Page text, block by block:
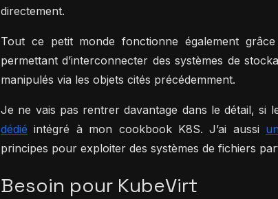
directement.
Tout ce petit monde fonctionne également
permettant d’interconnecter des systèmes de
manipulés via les objets cités précédemment.
Je ne vais pas rentrer davantage dans le détail, si
dédié intégré à mon cookbook K8S. J’ai aussi
principes pour exploiter des systèmes de fichiers
Besoin pour KubeVirt